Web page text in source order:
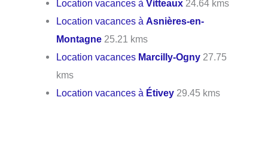
Location vacances àVitteaux 24.64 kms
Location vacances àAsnières-en-
Montagne 25.21 kms
Location vacances Marcilly-Ogny 27.75
kms
Location vacances à Étivey 29.45 kms